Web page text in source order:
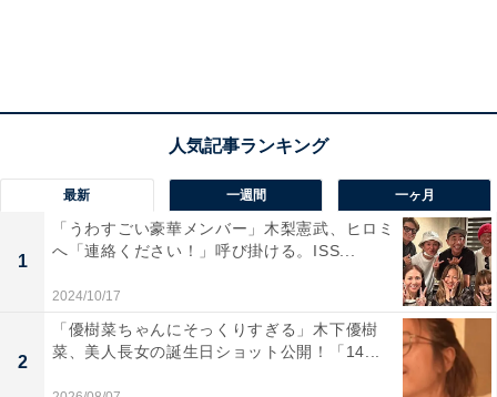
最新 一週間 一ヶ月
1
「うわすごい豪華メンバー」木梨憲武、ヒロミ
へ「連絡ください！」呼び掛ける。ISS...
2024/10/17
2
「優樹菜ちゃんにそっくりすぎる」木下優樹
菜、美人長女の誕生日ショット公開！「14...